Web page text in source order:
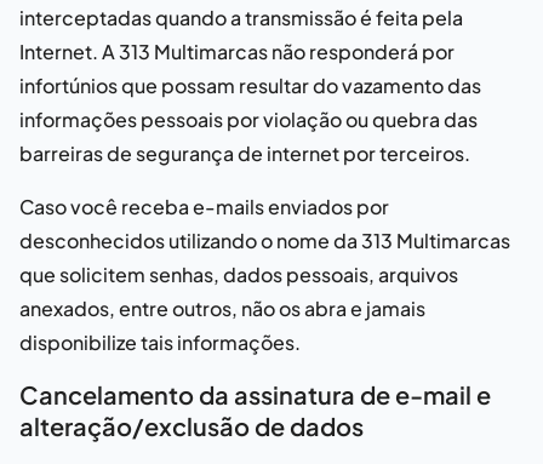
interceptadas quando a transmissão é feita pela
Internet. A313 Multimarcasnão responderá por
infortúnios que possam resultar do vazamento das
informações pessoais por violação ou quebra das
barreiras de segurança de internet por terceiros.
Caso você receba e-mails enviados por
desconhecidos utilizando o nome da313 Multimarcas
que solicitem senhas, dados pessoais, arquivos
anexados, entre outros, não os abra e jamais
disponibilize tais informações.
Cancelamento da assinatura de e-mail e
alteração/exclusão de dados